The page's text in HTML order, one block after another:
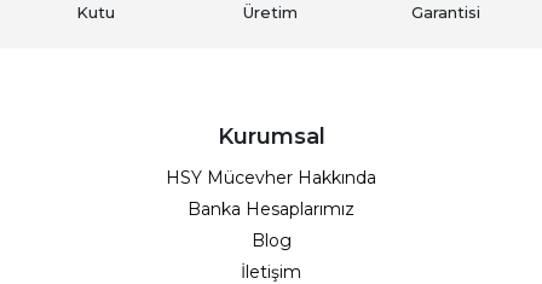
Kutu
Üretim
Garantisi
Kurumsal
HSY Mücevher Hakkında
Banka Hesaplarımız
Blog
İletişim